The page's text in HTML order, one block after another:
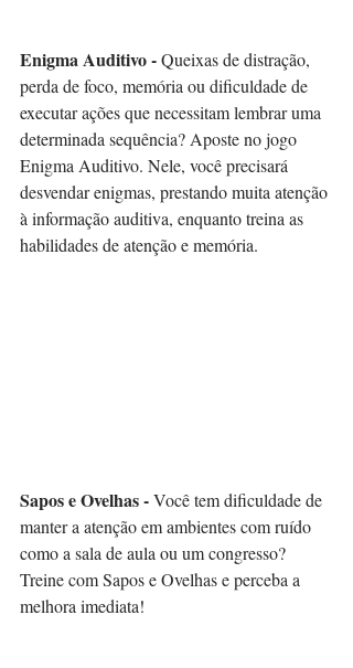
Enigma Auditivo - Queixas de distração,
perda de foco, memória ou dificuldade de
executar ações que necessitam lembrar uma
determinada sequência? Aposte no jogo
Enigma Auditivo. Nele, você precisará
desvendar enigmas, prestando muita atenção
à informação auditiva, enquanto treina as
habilidades de atenção e memória.⠀
Sapos e Ovelhas - Você tem dificuldade de
manter a atenção em ambientes com ruído
como a sala de aula ou um congresso?
Treine com Sapos e Ovelhas e perceba a
melhora imediata!